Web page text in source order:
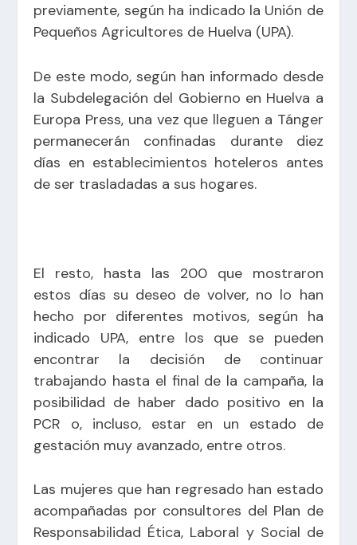
previamente, según ha indicado la Unión de
Pequeños Agricultores de Huelva (UPA).
De este modo, según han informado desde
la Subdelegación del Gobierno en Huelva a
Europa Press, una vez que lleguen a Tánger
permanecerán confinadas durante diez
días en establecimientos hoteleros antes
de ser trasladadas a sus hogares.
El resto, hasta las 200 que mostraron
estos días su deseo de volver, no lo han
hecho por diferentes motivos, según ha
indicado UPA, entre los que se pueden
encontrar la decisión de continuar
trabajando hasta el final de la campaña, la
posibilidad de haber dado positivo en la
PCR o, incluso, estar en un estado de
gestación muy avanzado, entre otros.
Las mujeres que han regresado han estado
acompañadas por consultores del Plan de
Responsabilidad Ética, Laboral y Social de